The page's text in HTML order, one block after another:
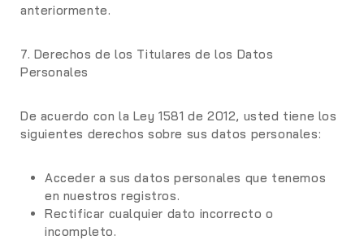
anteriormente.
7. Derechos de los Titulares de los Datos
Personales
De acuerdo con la Ley 1581 de 2012, usted tiene los
siguientes derechos sobre sus datos personales:
Acceder a sus datos personales que tenemos
en nuestros registros.
Rectificar cualquier dato incorrecto o
incompleto.